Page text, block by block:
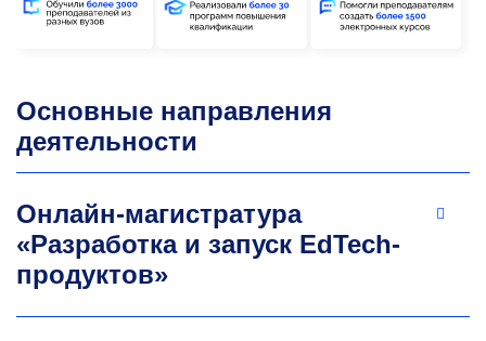
Основные направления
деятельности
Онлайн-магистратура
«Разработка и запуск EdTech-
продуктов»